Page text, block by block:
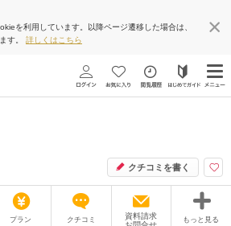
を利用しています。以降ページ遷移した場合は、
す。 詳しくはこちら
クチコミを書く
プラン クチコミ
資料請求
もっと見る